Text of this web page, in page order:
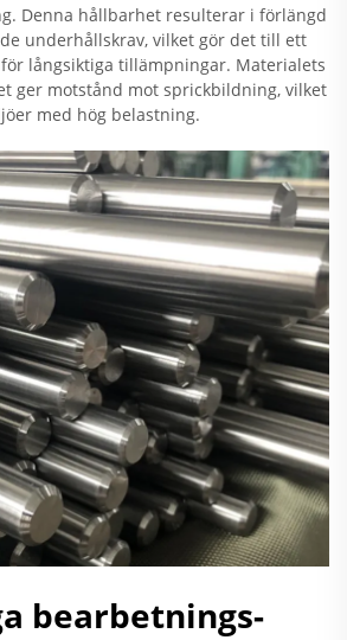
Denna hållbarhet resulterar i förlängd
underhållskrav, vilket gör det till ett
långsiktiga tillämpningar. Materialets
ger motstånd mot sprickbildning, vilket
med hög belastning.
bearbetnings-